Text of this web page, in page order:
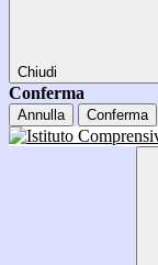
Chiudi
Conferma
Annulla Conferma